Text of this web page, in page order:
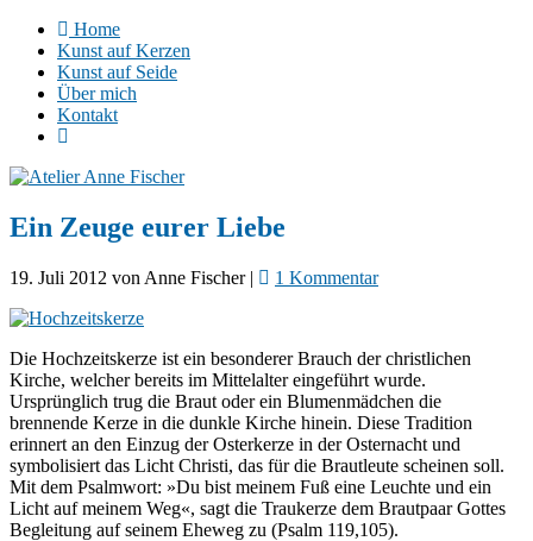
Home
Kunst auf Kerzen
Kunst auf Seide
Über mich
Kontakt
Ein Zeuge eurer Liebe
19. Juli 2012 von Anne Fischer| 1 Kommentar
Die Hochzeitskerze ist ein besonderer Brauch der christlichen
Kirche, welcher bereits im Mittelalter eingeführt wurde.
Ursprünglich trug die Braut oder ein Blumenmädchen die
brennende Kerze in die dunkle Kirche hinein. Diese Tradition
erinnert an den Einzug der Osterkerze in der Osternacht und
symbolisiert das Licht Christi, das für die Brautleute scheinen soll.
Mit dem Psalmwort: »Du bist meinem Fuß eine Leuchte und ein
Licht auf meinem Weg«, sagt die Traukerze dem Brautpaar Gottes
Begleitung auf seinem Eheweg zu (Psalm 119,105).